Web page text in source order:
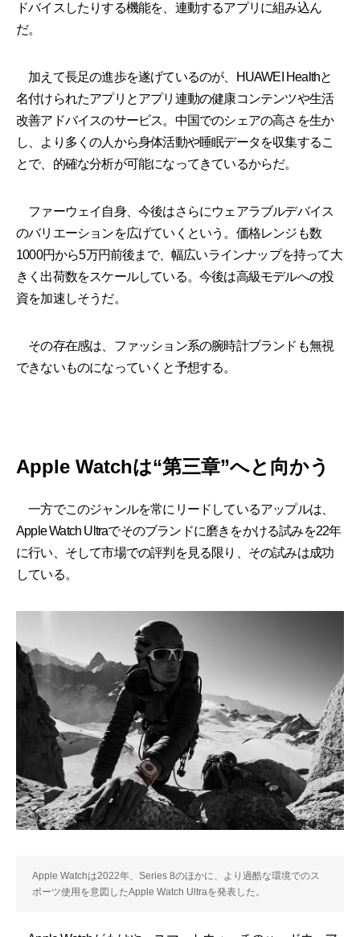
ドバイスしたりする機能を、連動するアプリに組み込ん
だ。
加えて長足の進歩を遂げているのが、HUAWEI Healthと
名付けられたアプリとアプリ連動の健康コンテンツや生活
改善アドバイスのサービス。中国でのシェアの高さを生か
し、より多くの人から身体活動や睡眠データを収集するこ
とで、的確な分析が可能になってきているからだ。
ファーウェイ自身、今後はさらにウェアラブルデバイス
のバリエーションを広げていくという。価格レンジも数
1000円から5万円前後まで、幅広いラインナップを持って大
きく出荷数をスケールしている。今後は高級モデルへの投
資を加速しそうだ。
その存在感は、ファッション系の腕時計ブランドも無視
できないものになっていくと予想する。
Apple Watchは“第三章”へと向かう
一方でこのジャンルを常にリードしているアップルは、
Apple Watch Ultraでそのブランドに磨きをかける試みを22年
に行い、そして市場での評判を見る限り、その試みは成功
している。
Apple Watchは2022年、Series 8のほかに、より過酷な環境でのス
ポーツ使用を意図したApple Watch Ultraを発表した。